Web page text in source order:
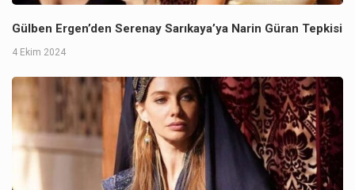
Gülben Ergen’den Serenay Sarıkaya’ya Narin Güran Tepkisi
4 Ekim 2024